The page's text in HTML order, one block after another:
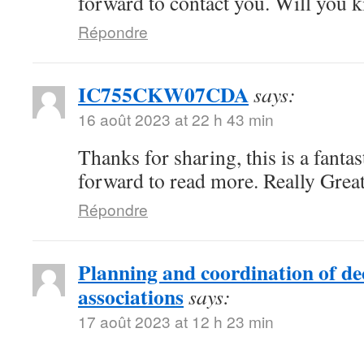
Répondre
IC755CKW07CDAsays:
16 août 2023 at 22 h 43 min
Thanks for sharing, this is a
forward to read more. Really
Répondre
Planning and coordination of
associationssays:
17 août 2023 at 12 h 23 min